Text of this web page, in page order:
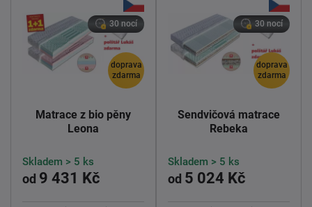
doprava
zdarma
30 nocí
Matrace z bio pěny
Leona
od 9 431 Kč
Skladem > 5 ks
doprava
zdarma
30 nocí
Sendvičová matrace
Rebeka
od 5 024 Kč
Skladem > 5 ks